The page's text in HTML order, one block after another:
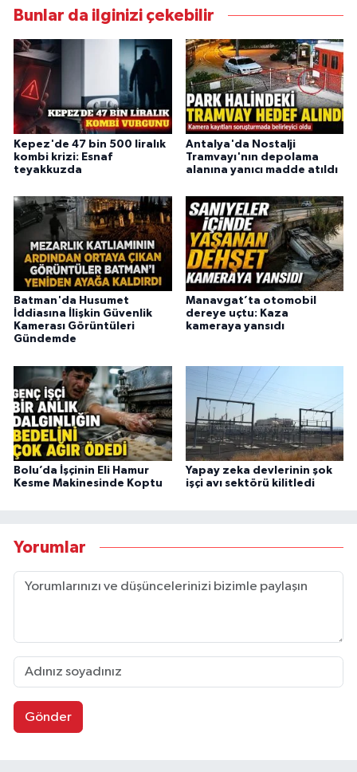
Bunlar da ilginizi çekebilir
Kepez'de 47 bin 500 liralık
kombi krizi: Esnaf
teyakkuzda
Antalya'da Nostalji
Tramvayı'nın depolama
alanına yanıcı madde atıldı
Batman'da Husumet
İddiasına İlişkin Güvenlik
Kamerası Görüntüleri
Gündemde
Manavgat’ta otomobil
dereye uçtu: Kaza
kameraya yansıdı
Bolu’da İşçinin Eli Hamur
Kesme Makinesinde Koptu
Yapay zeka devlerinin şok
işçi avı sektörü kilitledi
Yorumlar
Gönder